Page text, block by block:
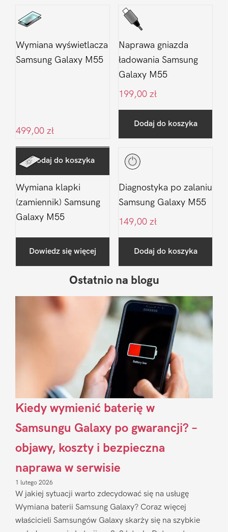
Wymiana wyświetlacza
Samsung Galaxy M55
499,00 zł
Dodaj do koszyka
Naprawa gniazda
ładowania Samsung
Galaxy M55
199,00 zł
Dodaj do koszyka
Wymiana klapki
(zamiennik) Samsung
Galaxy M55
Dowiedz się więcej
Diagnostyka po zalaniu
Samsung Galaxy M55
149,00 zł
Dodaj do koszyka
Sidebar
Ostatnio na blogu
Kiedy wymienić baterię w
Samsungu Galaxy po gwarancji? –
objawy, koszty i bezpieczna
naprawa w serwisie
1 lutego 2026
W jakiej sytuacji warto zdecydować się na usługę
Wymiana baterii Samsung Galaxy? Coraz więcej
właścicieli Samsungów Galaxy skarży się na szybkie